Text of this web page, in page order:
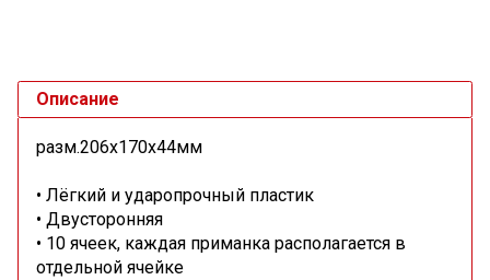
Описание
разм.206х170х44мм
• Лёгкий и ударопрочный пластик
• Двусторонняя
• 10 ячеек, каждая приманка располагается в
отдельной ячейке